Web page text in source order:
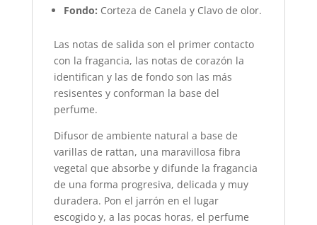
Fondo: Corteza de Canela y Clavo de olor.
Las notas de salida son el primer contacto
con la fragancia, las notas de corazón la
identifican y las de fondo son las más
resisentes y conforman la base del
perfume.
Difusor de ambiente natural a base de
varillas de rattan, una maravillosa fibra
vegetal que absorbe y difunde la fragancia
de una forma progresiva, delicada y muy
duradera. Pon el jarrón en el lugar
escogido y, a las pocas horas, el perfume